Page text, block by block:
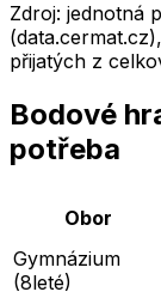
Zdroj: jednotná
(data.cermat.cz),
přijatých z
Bodové
potřeba
Obor
Gymnázium
(8leté)